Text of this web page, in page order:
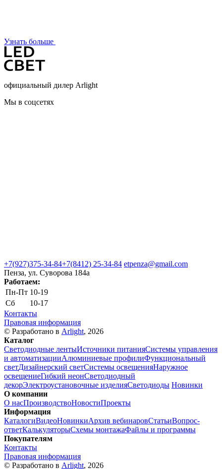
Узнать больше
официальный дилер Arlight
Мы в соцсетях
+7(927)375-34-84+7(8412) 25-34-84 etpenza@gmail.com
Пенза, ул. Cуворова 184а
Работаем:
Пн-Пт 10-19
Сб
10-17
Контакты
Правовая информация
© Разработано в Arlight, 2026
Каталог
Светодиодные лентыИсточники питанияСистемы управления
и автоматизацииАлюминиевые профилиФункциональный
светДизайнерский светСистемы освещенияНаружное
освещениеГибкий неонСветодиодный
декорЭлектроустановочные изделияСветодиоды Новинки
О компании
О насПроизводствоНовостиПроекты
Информация
КаталогиВидеоНовинкиАрхив вебинаровСтатьиВопрос-
ответКалькуляторыСхемы монтажаФайлы и программы
Покупателям
Контакты
Правовая информация
© Разработано в Arlight, 2026